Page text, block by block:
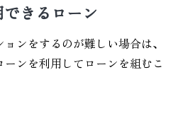
きるローン
ンをするのが難しい場合は、
ンを利用してローンを組むこ